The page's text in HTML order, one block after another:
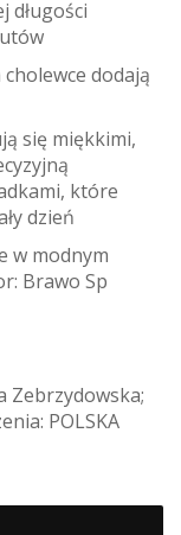
długości
dodają
się miękkimi,
które
dzień
w modnym
Brawo Sp
Zebrzydowska;
POLSKA